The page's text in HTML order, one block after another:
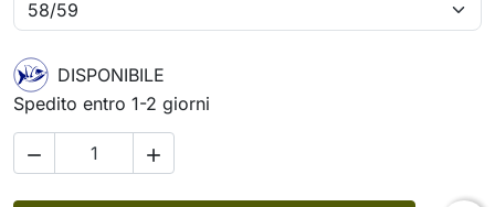
DISPONIBILE
Spedito entro 1-2 giorni
 